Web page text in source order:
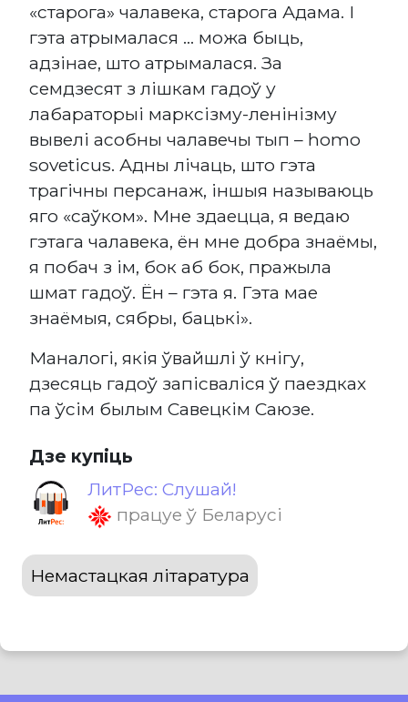
«старога» чалавека, старога Адама. І
гэта атрымалася ... можа быць,
адзінае, што атрымалася. За
семдзесят з лішкам гадоў у
лабараторыі марксізму-ленінізму
вывелі асобны чалавечы тып – homo
soveticus. Адны лічаць, што гэта
трагічны персанаж, іншыя называюць
яго «саўком». Мне здаецца, я ведаю
гэтага чалавека, ён мне добра знаёмы,
я побач з ім, бок аб бок, пражыла
шмат гадоў. Ён – гэта я. Гэта мае
знаёмыя, сябры, бацькі».
Маналогі, якія ўвайшлі ў кнігу,
дзесяць гадоў запісваліся ў паездках
па ўсім былым Савецкім Саюзе.
Дзе купіць
ЛитРес: Слушай!
працуе ў Беларусі
Немастацкая літаратура